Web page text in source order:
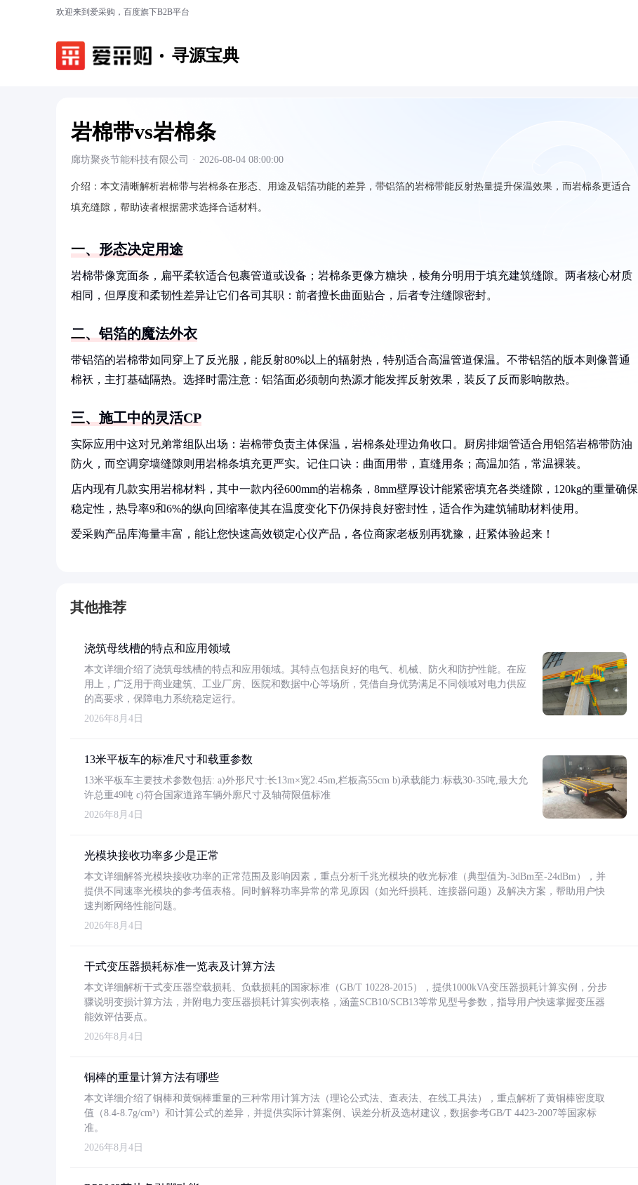
欢迎来到爱采购，百度旗下B2B平台
寻源宝典
岩棉带vs岩棉条
廊坊聚炎节能科技有限公司 · 2026-08-04 08:00:00
介绍： 本文清晰解析岩棉带与岩棉条在形态、用途及铝箔功能的差异，带铝箔的岩棉带能反射热量提升保温效果，而岩棉条更适合
填充缝隙，帮助读者根据需求选择合适材料。
一、形态决定用途
岩棉带像宽面条，扁平柔软适合包裹管道或设备；岩棉条更像方糖块，棱角分明用于填充建筑缝隙。两者核心材质
相同，但厚度和柔韧性差异让它们各司其职：前者擅长曲面贴合，后者专注缝隙密封。
二、铝箔的魔法外衣
带铝箔的岩棉带如同穿上了反光服，能反射80%以上的辐射热，特别适合高温管道保温。不带铝箔的版本则像普通
棉袄，主打基础隔热。选择时需注意：铝箔面必须朝向热源才能发挥反射效果，装反了反而影响散热。
三、施工中的灵活CP
实际应用中这对兄弟常组队出场：岩棉带负责主体保温，岩棉条处理边角收口。厨房排烟管适合用铝箔岩棉带防油
防火，而空调穿墙缝隙则用岩棉条填充更严实。记住口诀：曲面用带，直缝用条；高温加箔，常温裸装。
店内现有几款实用岩棉材料，其中一款内径600mm的岩棉条，8mm壁厚设计能紧密填充各类缝隙，120kg的重量确保
稳定性，热导率9和6%的纵向回缩率使其在温度变化下仍保持良好密封性，适合作为建筑辅助材料使用。
爱采购产品库海量丰富，能让您快速高效锁定心仪产品，各位商家老板别再犹豫，赶紧体验起来！
其他推荐
浇筑母线槽的特点和应用领域
本文详细介绍了浇筑母线槽的特点和应用领域。其特点包括良好的电气、机械、防火和防护性能。在应
用上，广泛用于商业建筑、工业厂房、医院和数据中心等场所，凭借自身优势满足不同领域对电力供应
的高要求，保障电力系统稳定运行。
2026年8月4日
13米平板车的标准尺寸和载重参数
13米平板车主要技术参数包括: a)外形尺寸:长13m×宽2.45m,栏板高55cm b)承载能力:标载30-35吨,最大允
许总重49吨 c)符合国家道路车辆外廓尺寸及轴荷限值标准
2026年8月4日
光模块接收功率多少是正常
本文详细解答光模块接收功率的正常范围及影响因素，重点分析千兆光模块的收光标准（典型值为-3dBm至-24dBm），并
提供不同速率光模块的参考值表格。同时解释功率异常的常见原因（如光纤损耗、连接器问题）及解决方案，帮助用户快
速判断网络性能问题。
2026年8月4日
干式变压器损耗标准一览表及计算方法
本文详细解析干式变压器空载损耗、负载损耗的国家标准（GB/T 10228-2015），提供1000kVA变压器损耗计算实例，分步
骤说明变损计算方法，并附电力变压器损耗计算实例表格，涵盖SCB10/SCB13等常见型号参数，指导用户快速掌握变压器
能效评估要点。
2026年8月4日
铜棒的重量计算方法有哪些
本文详细介绍了铜棒和黄铜棒重量的三种常用计算方法（理论公式法、查表法、在线工具法），重点解析了黄铜棒密度取
值（8.4-8.7g/cm³）和计算公式的差异，并提供实际计算案例、误差分析及选材建议，数据参考GB/T 4423-2007等国家标
准。
2026年8月4日